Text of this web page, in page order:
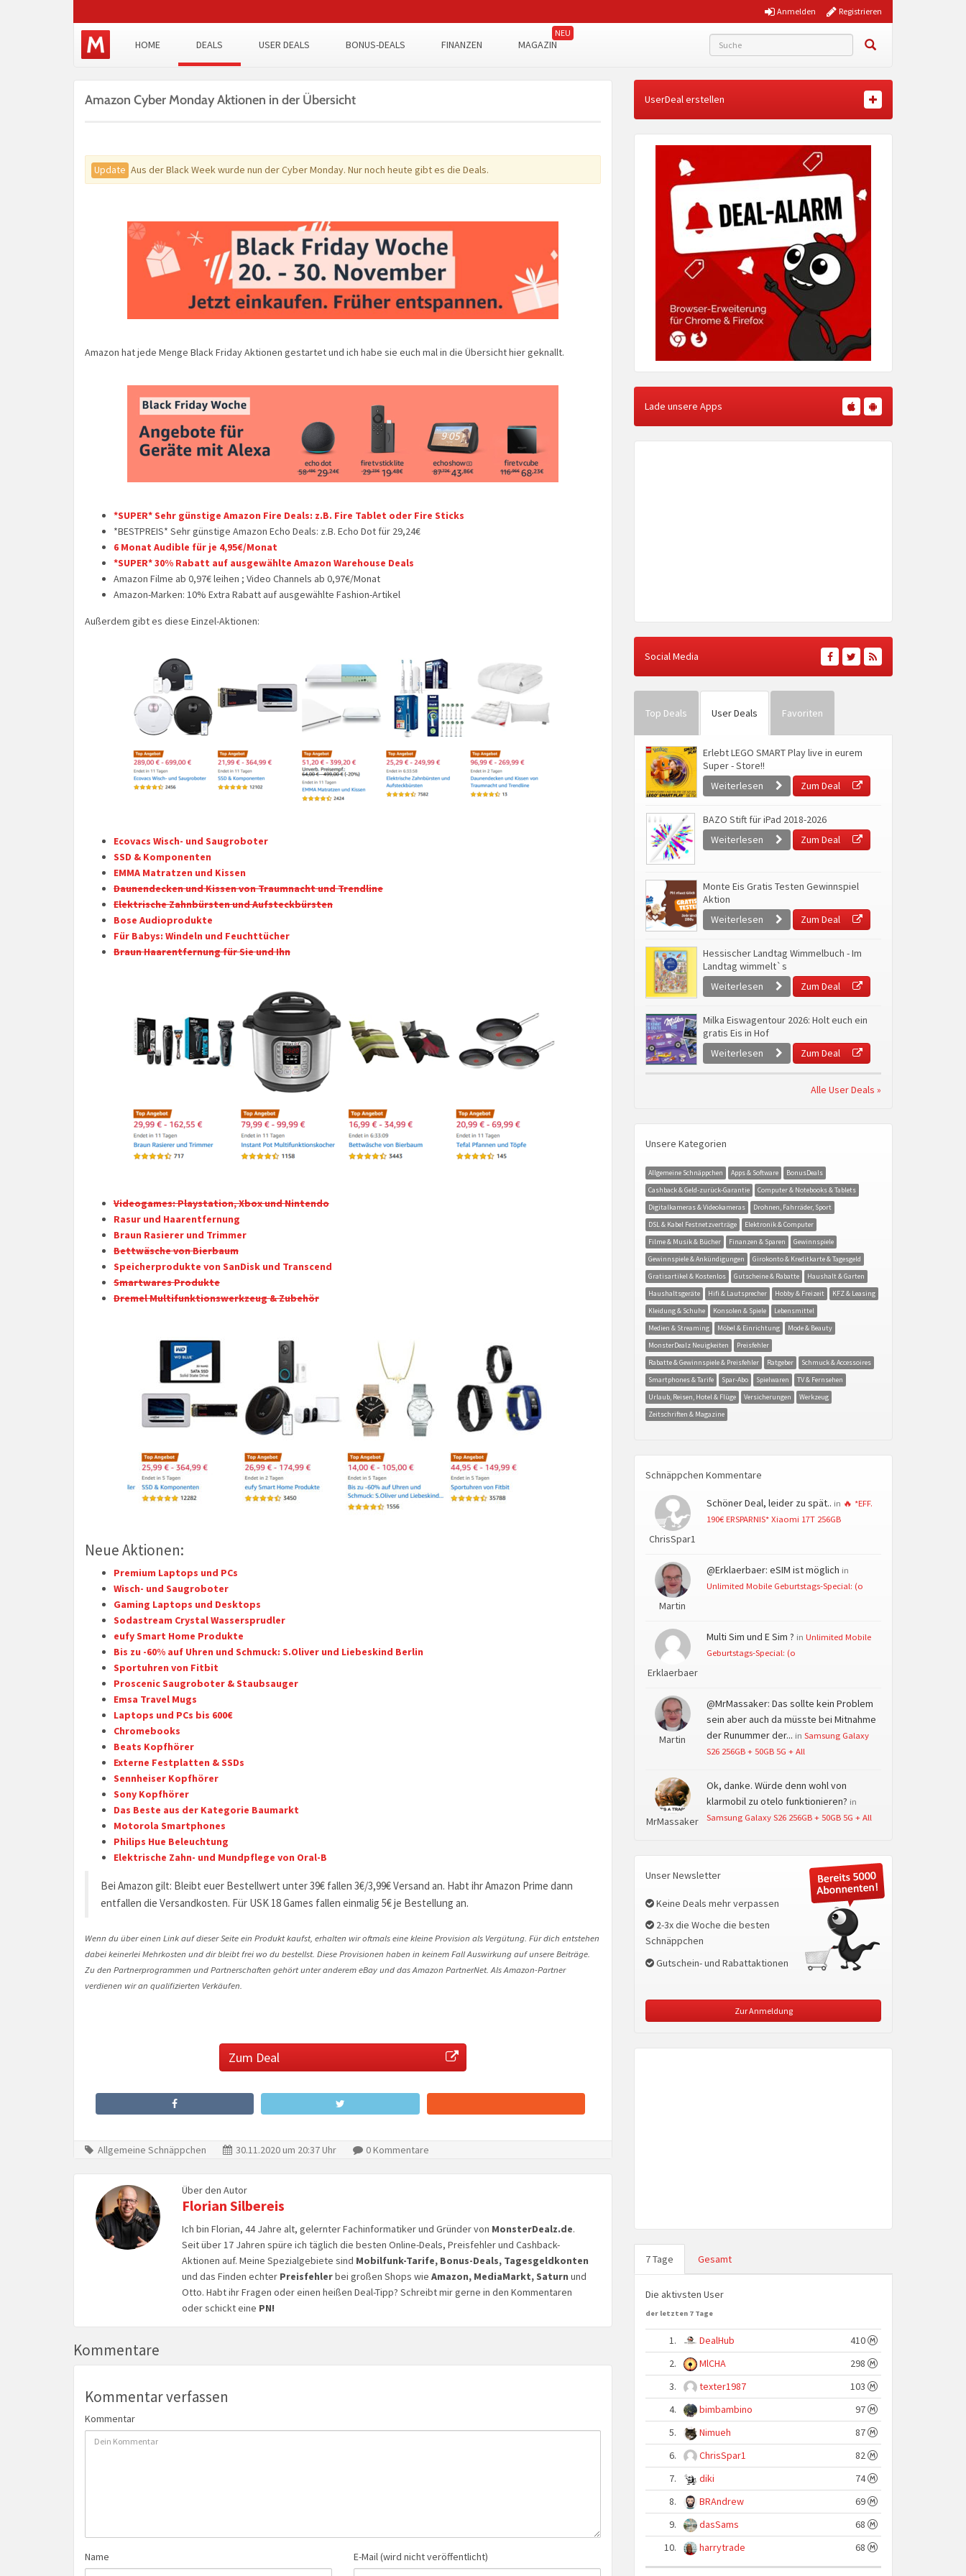
Registrieren
Anmelden
HOME DEALS USER DEALS BONUS-DEALS FINANZEN MAGAZIN
Amazon Cyber Monday Aktionen in der Übersicht
Update Aus der Black Week wurde nun der Cyber Monday. Nur noch heute gibt es die Deals.
Amazon hat jede Menge Black Friday Aktionen gestartet und ich habe sie euch mal in die Übersicht hier geknallt.
*SUPER* Sehr günstige Amazon Fire Deals: z.B. Fire Tablet oder Fire Sticks
*BESTPREIS* Sehr günstige Amazon Echo Deals: z.B. Echo Dot für 29,24€
6 Monat Audible für je 4,95€/Monat
*SUPER* 30% Rabatt auf ausgewählte Amazon Warehouse Deals
Amazon Filme ab 0,97€ leihen ; Video Channels ab 0,97€/Monat
Amazon-Marken: 10% Extra Rabatt auf ausgewählte Fashion-Artikel
Außerdem gibt es diese Einzel-Aktionen:
Ecovacs Wisch- und Saugroboter
SSD & Komponenten
EMMA Matratzen und Kissen
Daunendecken und Kissen von Traumnacht und Trendline
Elektrische Zahnbürsten und Aufsteckbürsten
Bose Audioprodukte
Für Babys: Windeln und Feuchttücher
Braun Haarentfernung für Sie und Ihn
Videogames: Playstation, Xbox und Nintendo
Rasur und Haarentfernung
Braun Rasierer und Trimmer
Bettwäsche von Bierbaum
Speicherprodukte von SanDisk und Transcend
Smartwares Produkte
Dremel Multifunktionswerkzeug & Zubehör
Neue Aktionen:
Premium Laptops und PCs
Wisch- und Saugroboter
Gaming Laptops und Desktops
Sodastream Crystal Wassersprudler
eufy Smart Home Produkte
Bis zu -60% auf Uhren und Schmuck: S.Oliver und Liebeskind Berlin
Sportuhren von Fitbit
Proscenic Saugroboter & Staubsauger
Emsa Travel Mugs
Laptops und PCs bis 600€
Chromebooks
Beats Kopfhörer
Externe Festplatten & SSDs
Sennheiser Kopfhörer
Sony Kopfhörer
Das Beste aus der Kategorie Baumarkt
Motorola Smartphones
Philips Hue Beleuchtung
Elektrische Zahn- und Mundpflege von Oral-B
Bei Amazon gilt: Bleibt euer Bestellwert unter 39€ fallen 3€/3,99€ Versand an. Habt ihr Amazon Prime dann
entfallen die Versandkosten. Für USK 18 Games fallen einmalig 5€ je Bestellung an.
Wenn du über einen Link auf dieser Seite ein Produkt kaufst, erhalten wir oftmals eine kleine Provision als Vergütung. Für dich entstehen
dabei keinerlei Mehrkosten und dir bleibt frei wo du bestellst. Diese Provisionen haben in keinem Fall Auswirkung auf unsere Beiträge.
Zu den Partnerprogrammen und Partnerschaften gehört unter anderem eBay und das Amazon PartnerNet. Als Amazon-Partner
verdienen wir an qualifizierten Verkäufen.
Zum Deal
Allgemeine Schnäppchen 30.11.2020 um 20:37 Uhr 0 Kommentare
Über den Autor
Florian Silbereis
Ich bin Florian, 44 Jahre alt, gelernter Fachinformatiker und Gründer von MonsterDealz.de.
Seit über 17 Jahren spüre ich täglich die besten Online-Deals, Preisfehler und Cashback-
Aktionen auf. Meine Spezialgebiete sind Mobilfunk-Tarife, Bonus-Deals, Tagesgeldkonten
und das Finden echterPreisfehlerbei großen Shops wie Amazon, MediaMarkt, Saturn und
Otto. Habt ihr Fragen oder einen heißen Deal-Tipp? Schreibt mir gerne in den Kommentaren
oder schickt eine PN!
Kommentare
Kommentar verfassen
Kommentar
Name E-Mail (wird nicht veröffentlicht)
UserDeal erstellen
Lade unsere Apps
Social Media
Top Deals User Deals Favoriten
Erlebt LEGO SMART Play live in eurem
Super - Store!!
Weiterlesen
Zum Deal
BAZO Stift für iPad 2018-2026
Weiterlesen
Zum Deal
Monte Eis Gratis Testen Gewinnspiel
Aktion
Weiterlesen
Zum Deal
Hessischer Landtag Wimmelbuch - Im
Landtag wimmelt`s
Weiterlesen
Zum Deal
Milka Eiswagentour 2026: Holt euch ein
gratis Eis in Hof
Weiterlesen
Zum Deal
Alle User Deals »
Unsere Kategorien
Allgemeine Schnäppchen Apps & Software
BonusDeals
Cashback & Geld-zurück-Garantie
Computer & Notebooks & Tablets
Digitalkameras & Videokameras
Drohnen, Fahrräder, Sport
DSL & Kabel Festnetzverträge
Elektronik & Computer
Filme & Musik & Bücher
Finanzen & Sparen
Gewinnspiele
Gewinnspiele & Ankündigungen
Girokonto & Kreditkarte & Tagesgeld
Gratisartikel & Kostenlos
Gutscheine & Rabatte
Haushalt & Garten
Haushaltsgeräte
Hifi & Lautsprecher Hobby & Freizeit
KFZ & Leasing
Kleidung & Schuhe
Konsolen & Spiele
Lebensmittel
Medien & Streaming
Möbel & Einrichtung
Mode & Beauty
MonsterDealz Neuigkeiten
Preisfehler
Rabatte & Gewinnspiele & Preisfehler
Ratgeber
Schmuck & Accessoires
Smartphones & Tarife
Spar-Abo Spielwaren
TV & Fernsehen
Urlaub, Reisen, Hotel & Flüge
Versicherungen
Werkzeug
Zeitschriften & Magazine
Schnäppchen Kommentare
ChrisSpar1
Schöner Deal, leider zu spät.. in 🔥 *EFF.
190€ ERSPARNIS* Xiaomi 17T 256GB
Martin
@Erklaerbaer: eSIM ist möglich in
Unlimited Mobile Geburtstags-Special: (o
Erklaerbaer
Multi Sim und E Sim ? in Unlimited Mobile
Geburtstags-Special: (o
Martin
@MrMassaker: Das sollte kein Problem
sein aber auch da müsste bei Mitnahme
der Runummer der... in Samsung Galaxy
S26 256GB + 50GB 5G + All
MrMassaker
Ok, danke. Würde denn wohl von
klarmobil zu otelo funktionieren? in
Samsung Galaxy S26 256GB + 50GB 5G + All
Unser Newsletter
Keine Deals mehr verpassen
2-3x die Woche die besten
Schnäppchen
Gutschein- und Rabattaktionen
Zur Anmeldung
7 Tage Gesamt
Die aktivsten User
der letzten 7 Tage
1. DealHub
410
2.
MlCHA
298
3.
texter1987
103
4.
bimbambino
97
5.
Nimueh
87
6.
ChrisSpar1
82
7.
diki
74
8.
BRAndrew
69
9.
dasSams
68
10.
harrytrade 68